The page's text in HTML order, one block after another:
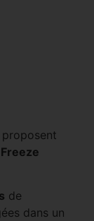
de
dans un